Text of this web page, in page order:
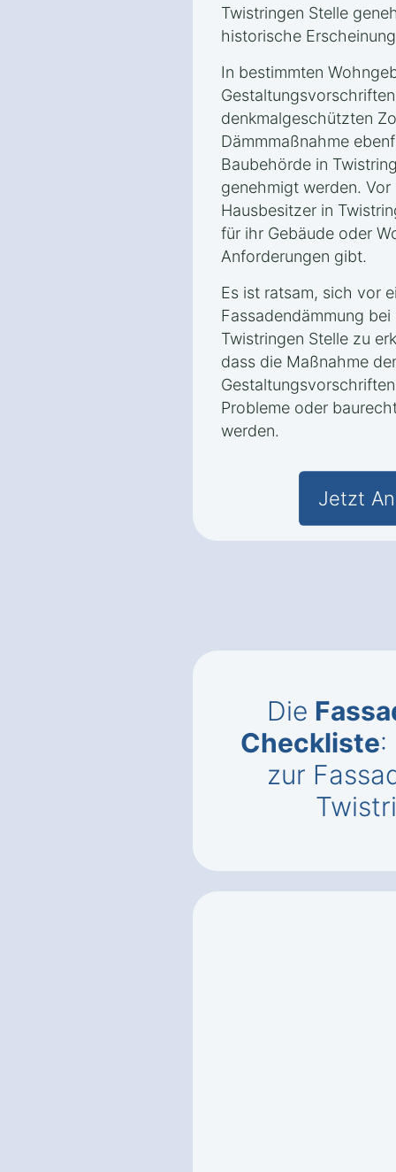
Twistringen Stelle
historische
In bestimmten
denkmalgeschützten
Dämmmaßnahme
Baubehörde in
genehmigt werden.
Hausbesitzer in
für ihr Gebäude oder
Anforderungen gibt.
Es ist ratsam, sich vor
Fassadendämmung
Twistringen Stelle zu
dass die Maßnahme
Probleme oder
werden.
Jetzt
Die
Checkliste:
zur